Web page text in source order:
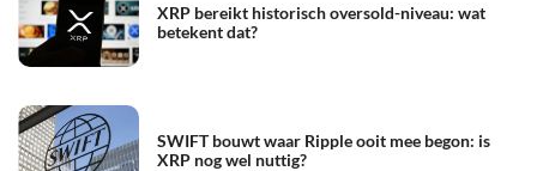
XRP bereikt historisch oversold-niveau: wat
betekent dat?
SWIFT bouwt waar Ripple ooit mee begon: is
XRP nog wel nuttig?